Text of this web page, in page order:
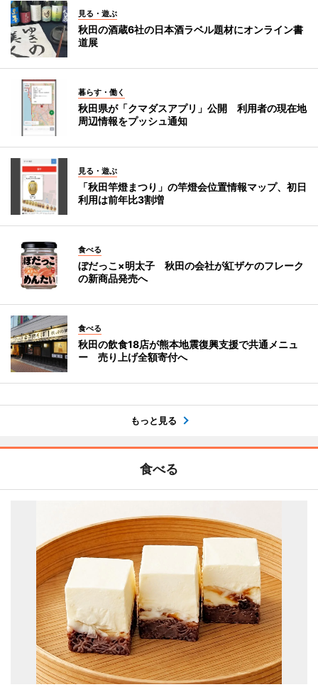
見る・遊ぶ
秋田の酒蔵6社の日本酒ラベル題材にオンライン書
道展
暮らす・働く
秋田県が「クマダスアプリ」公開 利用者の現在地
周辺情報をプッシュ通知
見る・遊ぶ
「秋田竿燈まつり」の竿燈会位置情報マップ、初日
利用は前年比3割増
食べる
ぼだっこ×明太子 秋田の会社が紅ザケのフレーク
の新商品発売へ
食べる
秋田の飲食18店が熊本地震復興支援で共通メニュ
ー 売り上げ全額寄付へ
もっと見る
食べる